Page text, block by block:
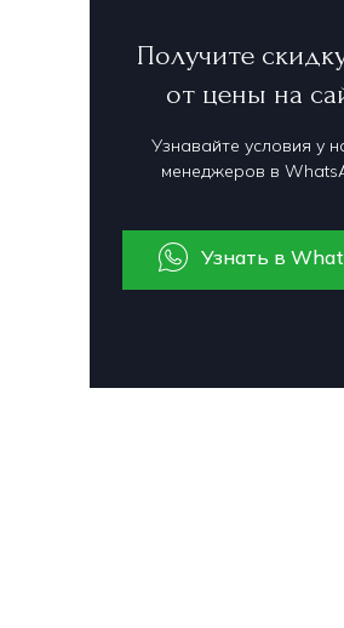
Получите
от цены на
Узнавайте условия у
менеджеров в
Узнать в